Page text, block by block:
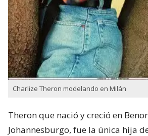
Charlize Theron modelando en Milán
Theron que nació y creció en
Johannesburgo, fue la única hija